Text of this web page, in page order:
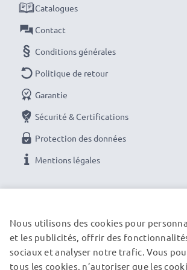
Catalogues
Contact
Conditions générales
Politique de retour
Garantie
Sécurité & Certifications
Protection des données
Mentions légales
NOS PARTENAIRES DE LIVRAISON
Nous utilisons des cookies pour
et les publicités, offrir des
sociaux et analyser notre trafic. Vous
tous les cookies, n’autoriser que les